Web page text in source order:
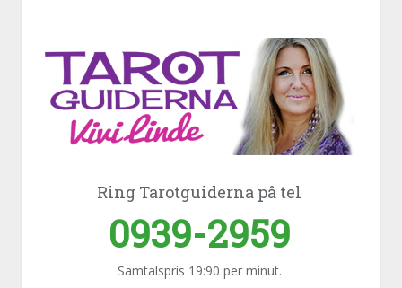
Ring Tarotguiderna på tel
0939-2959
Samtalspris 19:90 per minut.